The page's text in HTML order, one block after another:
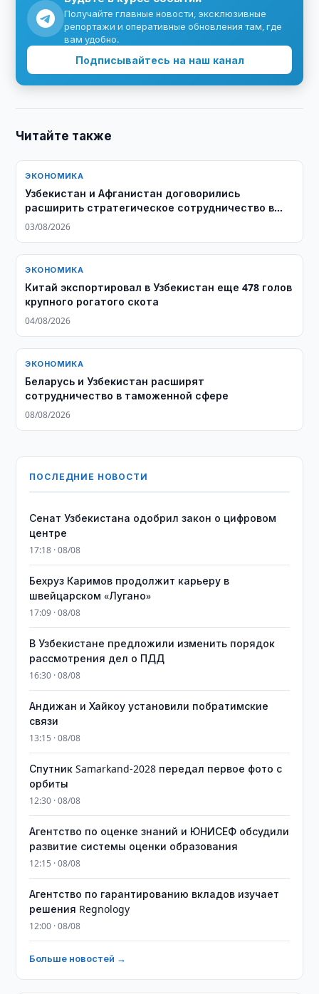
Получайте главные новости, эксклюзивные
репортажи и оперативные обновления там, где
вам удобно.
Подписывайтесь на наш канал
Читайте также
ЭКОНОМИКА
Узбекистан и Афганистан договорились
расширить стратегическое сотрудничество в
энергетике
03/08/2026
ЭКОНОМИКА
Китай экспортировал в Узбекистан еще 478 голов
крупного рогатого скота
04/08/2026
ЭКОНОМИКА
Беларусь и Узбекистан расширят
сотрудничество в таможенной сфере
08/08/2026
ПОСЛЕДНИЕ НОВОСТИ
Сенат Узбекистана одобрил закон о цифровом
центре
17:18 · 08/08
Бехруз Каримов продолжит карьеру в
швейцарском «Лугано»
17:09 · 08/08
В Узбекистане предложили изменить порядок
рассмотрения дел о ПДД
16:30 · 08/08
Андижан и Хайкоу установили побратимские
связи
13:15 · 08/08
Спутник Samarkand-2028 передал первое фото с
орбиты
12:30 · 08/08
Агентство по оценке знаний и ЮНИСЕФ обсудили
развитие системы оценки образования
12:15 · 08/08
Агентство по гарантированию вкладов изучает
решения Regnology
12:00 · 08/08
Больше новостей →